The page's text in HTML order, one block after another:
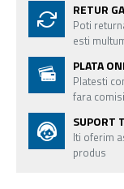
RETUR
Poti
esti
PLATA
Platesti
fara
SUPORT
Iti oferim
produs